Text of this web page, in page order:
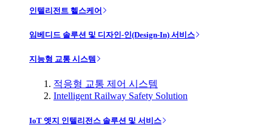
인텔리전트 헬스케어
임베디드 솔루션 및 디자인-인(Design-In) 서비스
지능형 교통 시스템
적응형 교통 제어 시스템
Intelligent Railway Safety Solution
IoT 엣지 인텔리전스 솔루션 및 서비스